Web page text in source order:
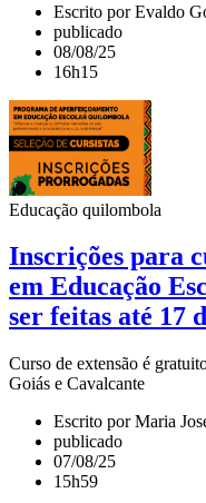
Escrito por Evaldo
publicado
08/08/25
16h15
Educação quilombola
Inscrições para
em Educação
ser feitas até 17
Curso de extensão é
Goiás e Cavalcante
Escrito por Maria
publicado
07/08/25
15h59